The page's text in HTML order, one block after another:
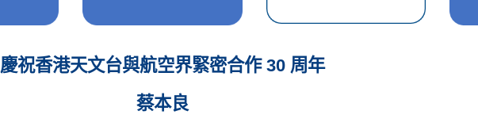
慶祝香港天文台與航空界緊密合作 30 周年
蔡本良